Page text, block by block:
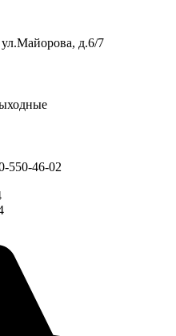
д.6/7
550-46-02